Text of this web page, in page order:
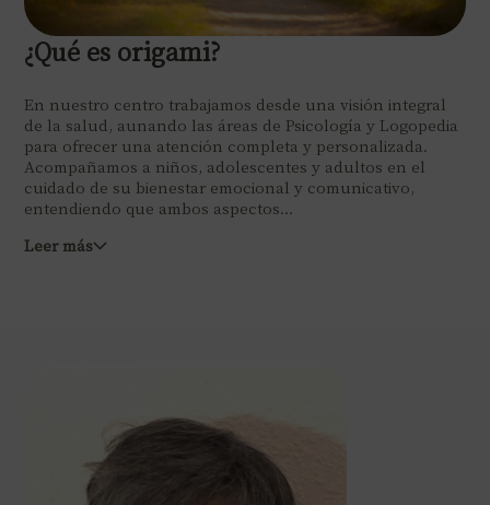
¿Qué es origami?
En nuestro centro trabajamos desde una visión integral
de la salud, aunando las áreas de Psicología y Logopedia
para ofrecer una atención completa y personalizada.
Acompañamos a niños, adolescentes y adultos en el
cuidado de su bienestar emocional y comunicativo,
entendiendo que ambos aspectos...
Leer más